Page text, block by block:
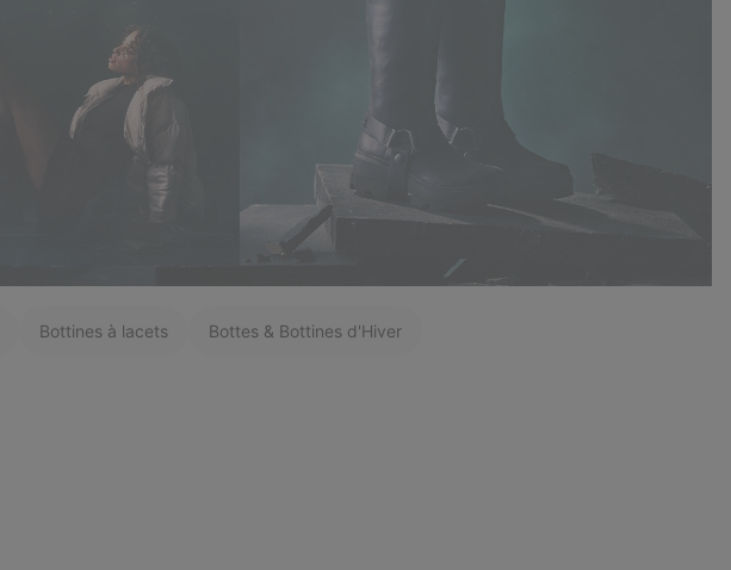
Bottines à lacets Bottes & Bottines d'Hiver